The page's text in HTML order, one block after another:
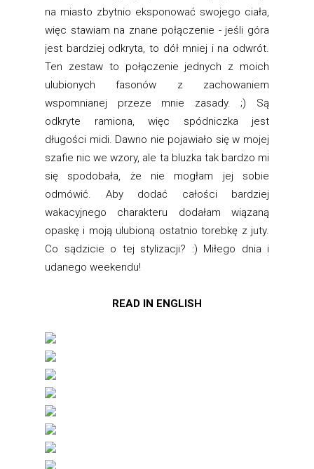
na miasto zbytnio eksponować swojego ciała,
więc stawiam na znane połączenie - jeśli góra
jest bardziej odkryta, to dół mniej i na odwrót.
Ten zestaw to połączenie jednych z moich
ulubionych fasonów z zachowaniem
wspomnianej przeze mnie zasady. ;) Są
odkryte ramiona, więc spódniczka jest
długości midi. Dawno nie pojawiało się w mojej
szafie nic we wzory, ale ta bluzka tak bardzo mi
się spodobała, że nie mogłam jej sobie
odmówić. Aby dodać całości bardziej
wakacyjnego charakteru dodałam wiązaną
opaskę i moją ulubioną ostatnio torebkę z juty.
Co sądzicie o tej stylizacji? :) Miłego dnia i
udanego weekendu!
READ IN ENGLISH